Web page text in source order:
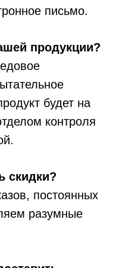
письмо.
продукции?
будет на
контроля
скидки?
постоянных
разумные